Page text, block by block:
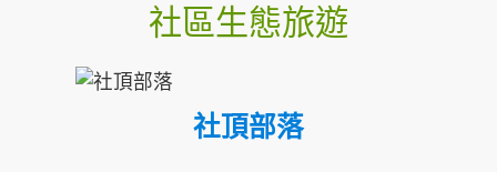
社區生態旅遊
社頂部落